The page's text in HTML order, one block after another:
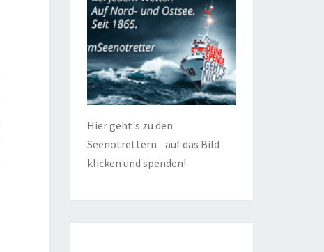
Hier geht's zu den
Seenotrettern - auf das Bild
klicken und spenden!